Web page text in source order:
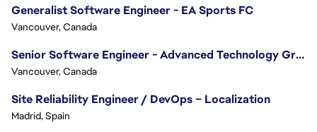
Generalist Software Engineer - EA Sports FC
Vancouver, Canada
Senior Software Engineer - Advanced Technology Group
Vancouver, Canada
Site Reliability Engineer / DevOps – Localization
Madrid, Spain